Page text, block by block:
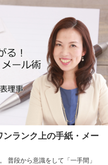
ランク上の手紙・メー
普段から意識をして「一手間」